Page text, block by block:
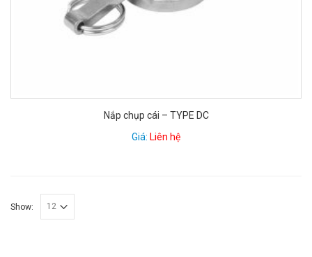
Nắp chụp cái – TYPE DC
Giá: Liên hệ
Show: